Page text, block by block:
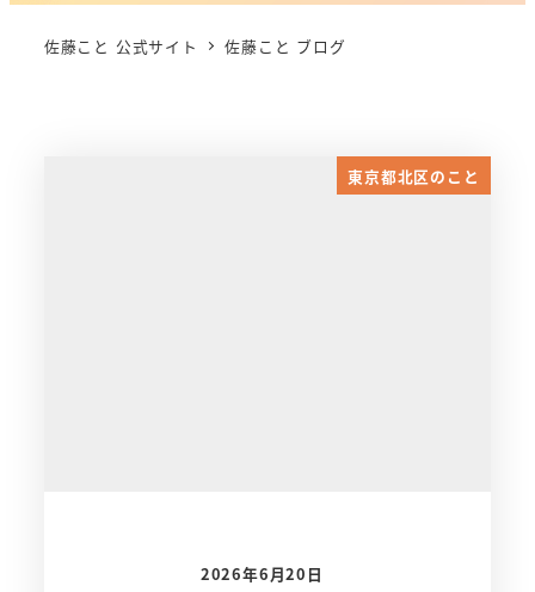
佐藤こと 公式サイト 佐藤こと ブログ
東京都北区のこと
2026年6月20日